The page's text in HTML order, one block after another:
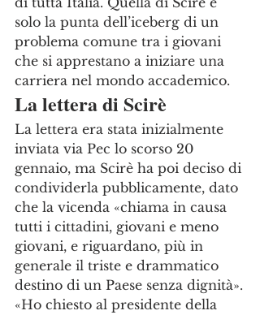
solo la punta dell’iceberg di un
problema comune tra i giovani
che si apprestano a iniziare una
carriera nel mondo accademico.
La lettera di Scirè
La lettera era stata inizialmente
inviata via Pec lo scorso 20
gennaio, ma Scirè ha poi deciso di
condividerla pubblicamente, dato
che la vicenda «chiama in causa
tutti i cittadini, giovani e meno
giovani, e riguardano, più in
generale il triste e drammatico
destino di un Paese senza dignità».
«Ho chiesto al presidente della